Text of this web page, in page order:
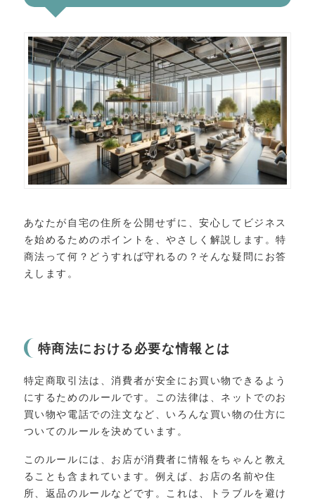
あなたが自宅の住所を公開せずに、安心してビジネス
を始めるためのポイントを、やさしく解説します。特
商法って何？どうすれば守れるの？そんな疑問にお答
えします。
特商法における必要な情報とは
特定商取引法は、消費者が安全にお買い物できるよう
にするためのルールです。この法律は、ネットでのお
買い物や電話での注文など、いろんな買い物の仕方に
ついてのルールを決めています。
このルールには、お店が消費者に情報をちゃんと教え
ることも含まれています。例えば、お店の名前や住
所、返品のルールなどです。これは、トラブルを避け